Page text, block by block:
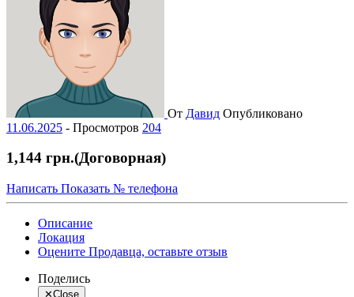
От Давид Опубликовано
11.06.2025 - Просмотров 204
1,144 грн.(Договорная)
Написать Показать № телефона
Описание
Локация
Оцените Продавца, оставьте отзыв
Поделись
✕Close